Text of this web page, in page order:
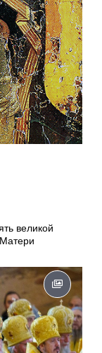
великой